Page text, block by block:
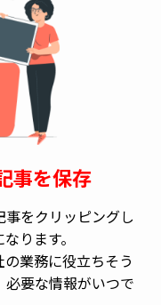
事を保存
をクリッピングし
ります。
業務に役立ちそう
要な情報がいつで